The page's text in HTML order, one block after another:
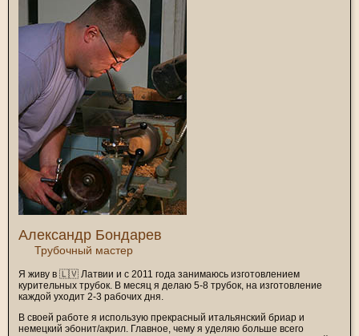
Александр Бондарев
Трубочный мастер
Я живу в 🇱🇻 Латвии и с 2011 года занимаюсь изготовлением
курительных трубок. В месяц я делаю 5-8 трубок, на изготовление
каждой уходит 2-3 рабочих дня.
В своей работе я использую прекрасный итальянский бриар и
немецкий эбонит/акрил. Главное, чему я уделяю больше всего